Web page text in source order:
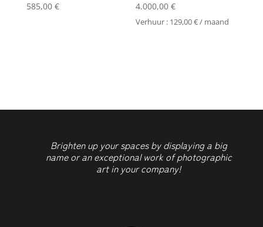
585,00 € 4.000,00€
Verhuur : 129,00€/ maand
Brighten up your spaces by displaying a big
name or an exceptional work of photographic
art in your company!